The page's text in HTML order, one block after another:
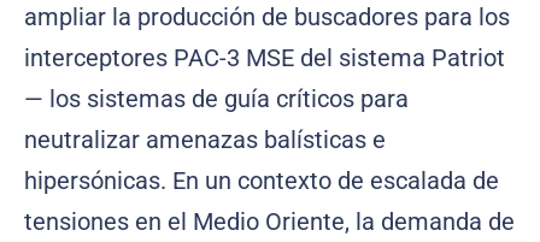
ampliar la producción de buscadores para los
interceptores PAC-3 MSE del sistema Patriot
— los sistemas de guía críticos para
neutralizar amenazas balísticas e
hipersónicas. En un contexto de escalada de
tensiones en el Medio Oriente, la demanda de